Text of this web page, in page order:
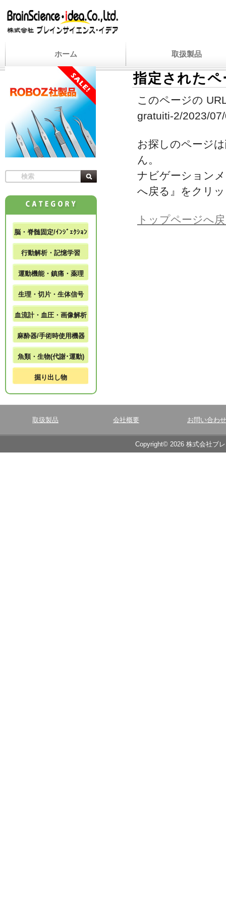
ホーム 取扱製品
指定された
このページの
gratuiti-2/2023/
お探しのページ
ん。
ナビゲーション
へ戻る』をクリ
トップページへ
脳・脊髄固定/ｲﾝｼﾞｪｸｼｮﾝ
行動解析・記憶学習
運動機能・鎮痛・薬理
生理・切片・生体信号
血流計・血圧・画像解析
麻酔器/手術時使用機器
魚類・生物(代謝･運動)
掘り出し物
取扱製品 会社概要 お問い合わせ
Copyright© 2026 株式会社ブ